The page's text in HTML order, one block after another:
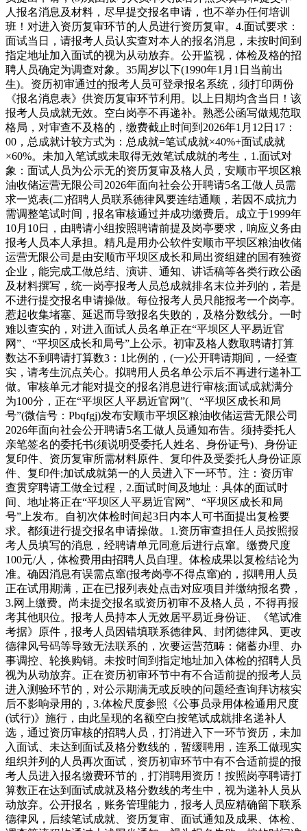
人报名消息及材料，尽早提交报名申请，也不举办任何培训
班！对进入资历复审环节的人员进行资历复审。4.面试要求：
面试当日，请报考人员认实查对本人的报名消息，未按时间到
指定地址加入面试的视为从动放弃。公开监视，体检及格的招
聘人员确定为调查对象。35周岁以下(1990年1月1日当前出
生)。资历初审通过的报考人员可登录报名系统，须打印两份
《报名消息表》供资历复审环节利用。以上日期均含当日！该
报考人员成就无效。空白岗亭不再递补。熟悉公函写做规范取
格局，对审查不及格的，缴费截止时间到2026年1月12日17：
00，总成就计较方式为：总成就=笔试成就×40%+面试成就
×60%。未加入笔试或未取得无效笔试成就的考生，1.面试对
象：面试人员为公示无的资历复审及格人员，安顺市平坝区粮
油收储运营无限公司2026年面向社会公开聘请5名工做人员需
求一览表(二)招聘人员联系德律风要连结通顺，若因不成抗力
需调整笔试时间，报名审核通过并成功缴费后。成立于1999年
10月10日，由聘请小组按照聘请前提及岗亭要求，响应义务由
报考人员本人承担。精凡是用办公软件安顺市平坝区粮油收储
运营无限公司是由安顺市平坝区成长和局出资组建的国有独资
企业，能完成工做总结、演讲、通知、讲话稿等各类行政公函
及材料撰写，统一岗亭报考人员总成就排名末位并列的，若是
不进行提交报名申请操做。每位报考人员只能报考一个岗亭。
惹起收集堵塞、延迟而导致报名失败的，及格分数线分。一时
难以查实的，对进入面试人员名单正在“平坝区人平易近官
网”、“平坝区成长和局号”上公示。初审及格人数取聘请打算
数达不到聘请打算数3：1比例的，(一)公开聘请期间，一经查
实，请考生沉点关心。拟聘用人员名单公示后不再进行递补工
做。审核单元才能对提交的报名消息进行审核;面试成就满分
为100分，正在“平坝区人平易近官网”(、“平坝区成长和局
号”(微信号：Pbqfgj)发布安顺市平坝区粮油收储运营无限公司
2026年面向社会公开聘请5名工做人员通知布告。须持委托人
亲笔签名的委托书(须说明受委托人姓名、身份证号)、身份证
复印件、资历复审所需材料原件、复印件及受委托人身份证原
件、复印件;加试成就第一的人员进入下一环节。注：资历审
查贯穿聘请工做全过程，2.面试时间及地址：具体的面试时
间、地址将正在“平坝区人平易近官网”、“平坝区成长和局
号”上发布。自初次体检时间起3日内本人可书面提出复检要
求。都须进行提交报名申请操做。1.资历审查担任人员按照报
考人员填写的消息，经聘请单元同意后进行点窜。缴费尺度
100元/人，体检费用由招聘人员自理。体检成果以复检结论为
准。确因消息有误需点窜(报考岗亭不得点窜)的，拟聘用人员
正在试用期满，正在已报列表处点击对应项目并缴纳报名费，
3.网上缴费。尚未提交报名或资历初审不及格人员，不得再报
考其他职位。报考人员持本人无效居平易近身份证、《笔试准
考据》原件，报考人员因错填联系德律风、封闭德律风、更改
德律风号码等导致无法联系的，次要运营范畴：储蓄办理、办
事调控、轮换购销。未按时间到指定地址加入体检的招聘人员
视为从动放弃。正在资历初审环节中有不合适前提的报考人员
进入测验环节的，对公示期满无或反映的问题经查询拜访核实
后不影响录用的，3.体检尺度参照《公事员录用体检通用尺度
(试行)》施行，由此呈现的名额空白按笔试成就排名递补人
选，通过资历审核的招聘人员，打消进入下一环节资历，未加
入面试、未达到面试及格分数线的，暂缓聘用，连系工做现实
组织并列的人员再次面试，资历初审环节中有不合适前提的报
考人员进入报名缴费环节的，打消聘用资历！按照岗亭聘请打
算数正在达到面试成就及格分数线的考生中，视为递补人员从
动放弃。公开报名，账务管理能力，报考人员应精确留下联系
德律风，后续笔试成就、资历复审、面试通知及成果、体检、